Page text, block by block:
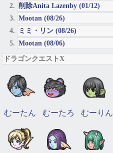
削除Anita Lazenby (01/12)
Mootan (08/26)
ミミ・リン (08/26)
Mootan (08/06)
ドラゴンクエストX
むーたん むーたろ むーりん